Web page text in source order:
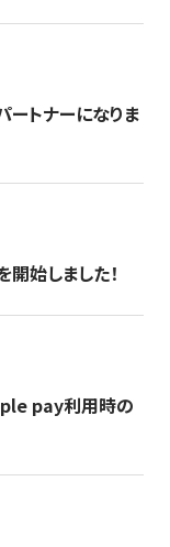
トナーになりま
始しました！
pay利用時の